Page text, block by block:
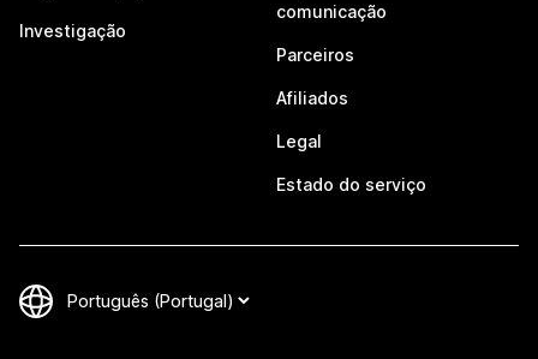
Investigação
comunicação
Parceiros
Afiliados
Legal
Estado do serviço